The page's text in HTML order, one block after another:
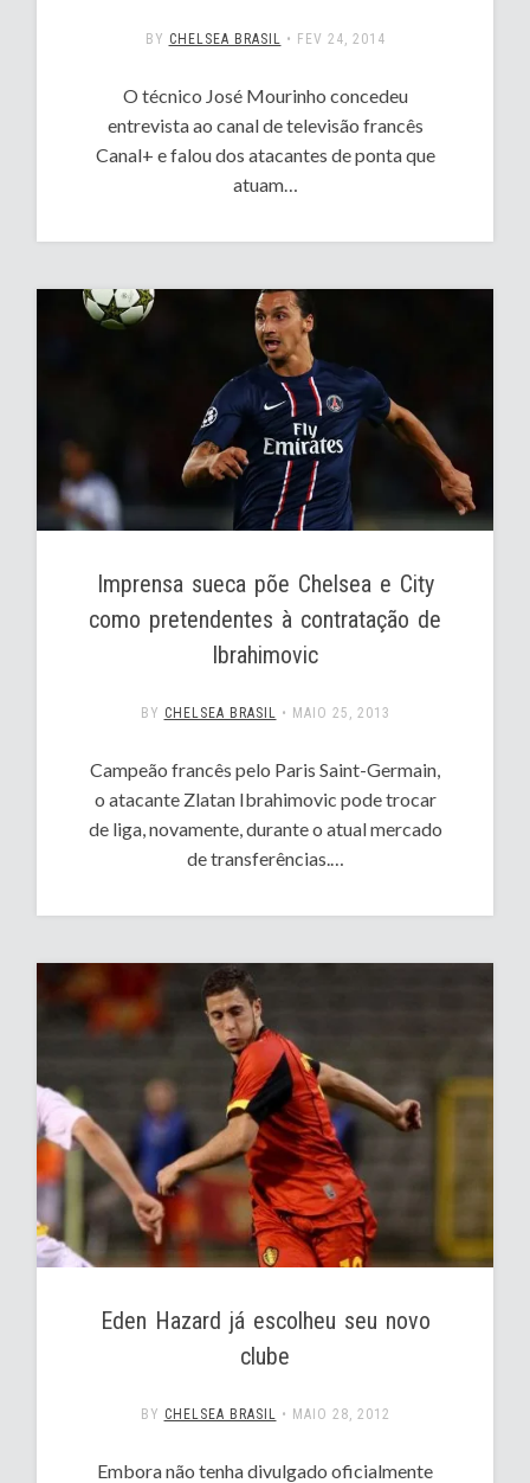
BY CHELSEA BRASIL • FEV 24, 2014
O técnico José Mourinho concedeu
entrevista ao canal de televisão francês
Canal+ e falou dos atacantes de ponta que
atuam…
Imprensa sueca põe Chelsea e City
como pretendentes à contratação de
Ibrahimovic
BY CHELSEA BRASIL • MAIO 25, 2013
Campeão francês pelo Paris Saint-Germain,
o atacante Zlatan Ibrahimovic pode trocar
de liga, novamente, durante o atual mercado
de transferências.…
Eden Hazard já escolheu seu novo
clube
BY CHELSEA BRASIL • MAIO 28, 2012
Embora não tenha divulgado oficialmente